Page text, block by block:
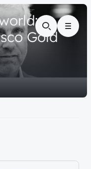
Menu
Gold